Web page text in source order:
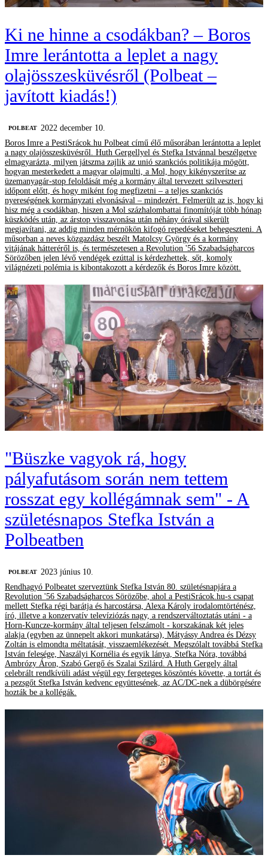
Ki ne hinne a csodákban? – Boros
Imre lerántotta a leplet a nagy
olajösszesküvésről (Polbeat –
javított kiadás!)
‎POLBEAT 2022 december 10.
Boros Imre a PestiSrácok.hu Polbeat című élő műsorában lerántotta a leplet
a nagy olajösszesküvésről. Huth Gergellyel és Stefka Istvánnal beszélgetve
elmagyarázta, milyen játszma zajlik az unió szankciós politikája mögött,
hogyan mesterkedett a magyar olajmulti, a Mol, hogy kikényszerítse az
üzemanyagár-stop feloldását még a kormány által tervezett szilveszteri
időpont előtt, és hogy miként fog megfizetni – a teljes szankciós
nyereségének kormányzati elvonásával – mindezért. Felmerült az is, hogy ki
hisz még a csodákban, hiszen a Mol százhalombattai finomítóját több hónap
küszködés után, az árstop visszavonása után néhány órával sikerült
megjavítani, az addig minden mérnökön kifogó repedéseket behegeszteni. A
műsorban a neves közgazdász beszélt Matolcsy György és a kormány
vitájának hátteréről is, és természetesen a Revolution '56 Szabadságharcos
Sörözőben jelen lévő vendégek ezúttal is kérdezhettek, sőt, komoly
világnézeti polémia is kibontakozott a kérdezők és Boros Imre között.
"Büszke vagyok rá, hogy
pályafutásom során nem tettem
rosszat egy kollégámnak sem" - A
születésnapos Stefka István a
Polbeatben
‎POLBEAT
2023 június 10.
Rendhagyó Polbeatet szerveztünk Stefka István 80. születésnapjára a
Revolution '56 Szabadságharcos Sörözőbe, ahol a PestiSrácok.hu-s csapat
mellett Stefka régi barátja és harcostársa, Alexa Károly irodalomtörténész,
író, illetve a konzervatív televíziózás nagy, a rendszerváltoztatás utáni - a
Horn-Kuncze-kormány által teljesen felszámolt - korszakának két jeles
alakja (egyben az ünnepelt akkori munkatársa), Mátyássy Andrea és Dézsy
Zoltán is elmondta méltatását, visszaemlékezését. Megszólalt továbbá Stefka
István felesége, Naszályi Kornélia és egyik lánya, Stefka Nóra, továbbá
Ambrózy Áron, Szabó Gergő és Szalai Szilárd. A Huth Gergely által
celebrált rendkívüli adást végül egy fergeteges köszöntés követte, a tortát és
a pezsgőt Stefka István kedvenc együttesének, az AC/DC-nek a dübörgésére
hozták be a kollégák.